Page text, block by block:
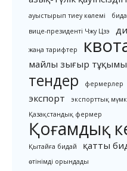
ауыстырып тиеу көлемі
вице-президенті Чжу Цзэ
жаңа тарифтер
майлы зығыр тұқымы
тендер фермерлер
экспорт экспорттық
Қазақстандық фермер
Қоғамдық
Қытайға бидай қатты
өтінімді орындады